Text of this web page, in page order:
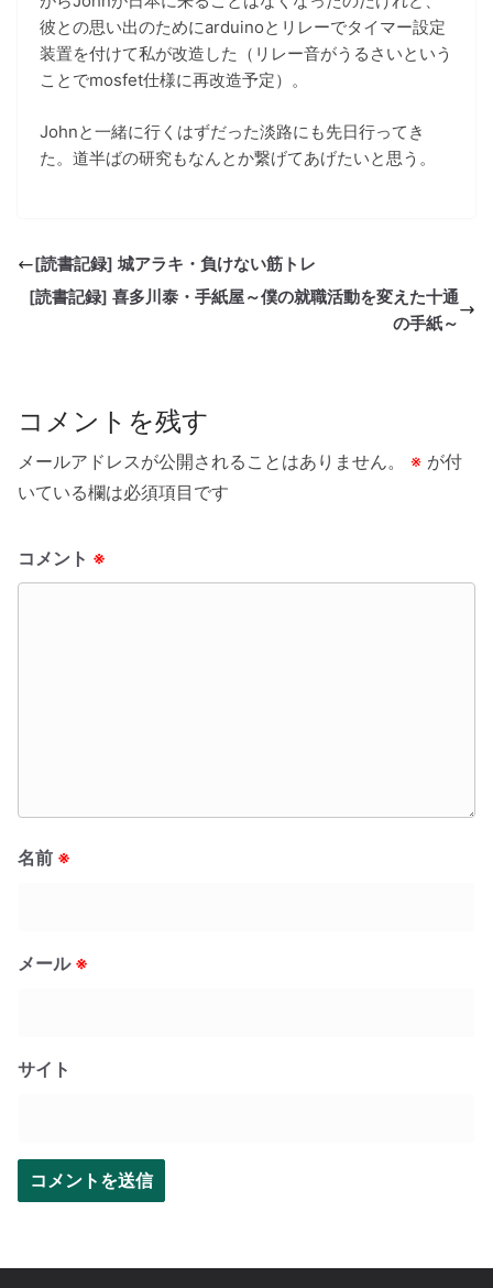
彼との思い出のためにarduinoとリレーでタイマー設定
装置を付けて私が改造した（リレー音がうるさいという
ことでmosfet仕様に再改造予定）。
Johnと一緒に行くはずだった淡路にも先日行ってき
た。道半ばの研究もなんとか繋げてあげたいと思う。
[読書記録] 城アラキ・負けない筋トレ
[読書記録] 喜多川泰・手紙屋～僕の就職活動を変えた十通
の手紙～
コメントを残す
メールアドレスが公開されることはありません。 ※ が付
いている欄は必須項目です
コメント ※
名前 ※
メール ※
サイト